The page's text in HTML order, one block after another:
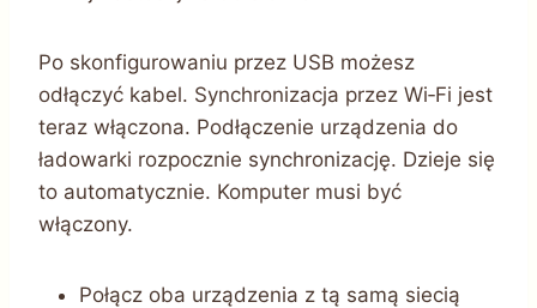
Po skonfigurowaniu przez USB możesz
odłączyć kabel. Synchronizacja przez Wi‑Fi jest
teraz włączona. Podłączenie urządzenia do
ładowarki rozpocznie synchronizację. Dzieje się
to automatycznie. Komputer musi być
włączony.
Połącz oba urządzenia z tą samą siecią